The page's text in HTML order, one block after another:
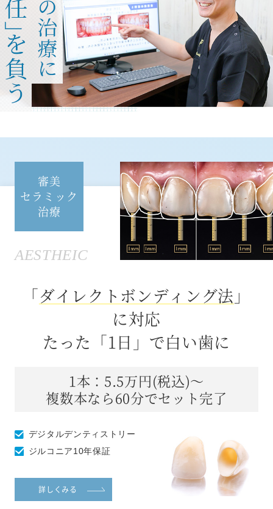
審美
セラミック
治療
AESTHEIC
「ダイレクトボンディング法 」
に対応
たった「1日」で白い歯に
1本：5.5万円(税込)～
複数本なら60分でセット完了
デジタルデンティストリー
ジルコニア10年保証
詳しくみる